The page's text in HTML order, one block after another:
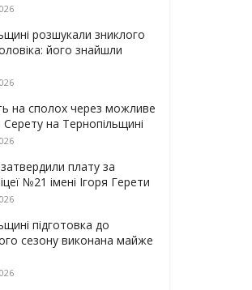
розшукали зниклого
його знайшли
на сполох через можливе
на Тернопільщині
плату за
№21 імені Ігоря Герети
підготовка до
сезону виконана майже